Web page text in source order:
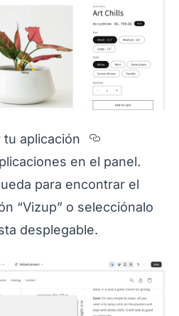
tu aplicación
Section
en el panel.
para encontrar el
“Vizup” o selecciónalo
desplegable.